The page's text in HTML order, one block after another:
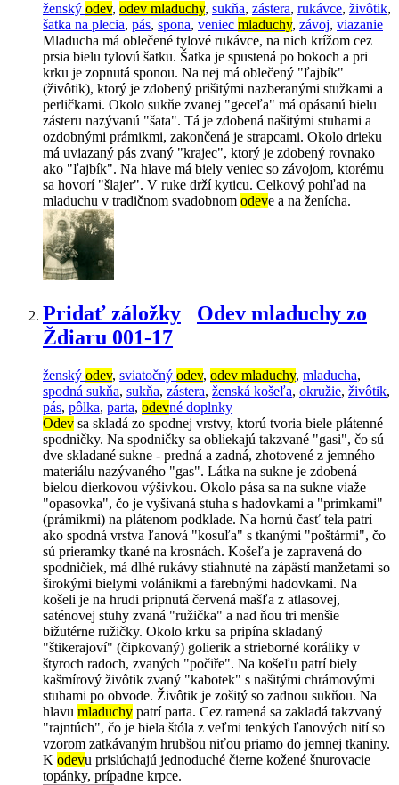
ženský odev, odev mladuchy, sukňa, zástera, rukávce, živôtik,
šatka na plecia, pás, spona, veniec mladuchy, závoj, viazanie
Mladucha má oblečené tylové rukávce, na nich krížom cez
prsia bielu tylovú šatku. Šatka je spustená po bokoch a pri
krku je zopnutá sponou. Na nej má oblečený "ľajbík"
(živôtik), ktorý je zdobený prišitými nazberanými stužkami a
perličkami. Okolo sukňe zvanej "geceľa" má opásanú bielu
zásteru nazývanú "šata". Tá je zdobená našitými stuhami a
ozdobnými prámikmi, zakončená je strapcami. Okolo drieku
má uviazaný pás zvaný "krajec", ktorý je zdobený rovnako
ako "ľajbík". Na hlave má biely veniec so závojom, ktorému
sa hovorí "šlajer". V ruke drží kyticu. Celkový pohľad na
mladuchu v tradičnom svadobnom odeve a na ženícha.
Pridať záložky
Odev mladuchy zo
Ždiaru 001-17
ženský odev, sviatočný odev, odev mladuchy, mladucha,
spodná sukňa, sukňa, zástera, ženská košeľa, okružie, živôtik,
pás, pôlka, parta, odevné doplnky
Odev sa skladá zo spodnej vrstvy, ktorú tvoria biele plátenné
spodničky. Na spodničky sa obliekajú takzvané "gasi", čo sú
dve skladané sukne - predná a zadná, zhotovené z jemného
materiálu nazývaného "gas". Látka na sukne je zdobená
bielou dierkovou výšivkou. Okolo pása sa na sukne viaže
"opasovka", čo je vyšívaná stuha s hadovkami a "primkami"
(prámikmi) na plátenom podklade. Na hornú časť tela patrí
ako spodná vrstva ľanová "kosuľa" s tkanými "poštármi", čo
sú prieramky tkané na krosnách. Košeľa je zapravená do
spodničiek, má dlhé rukávy stiahnuté na zápästí manžetami so
širokými bielymi volánikmi a farebnými hadovkami. Na
košeli je na hrudi pripnutá červená mašľa z atlasovej,
saténovej stuhy zvaná "ružička" a nad ňou tri menšie
bižutérne ružičky. Okolo krku sa pripína skladaný
"štikerajoví" (čipkovaný) golierik a strieborné koráliky v
štyroch radoch, zvaných "počiře". Na košeľu patrí biely
kašmírový živôtik zvaný "kabotek" s našitými chrámovými
stuhami po obvode. Živôtik je zošitý so zadnou sukňou. Na
hlavu mladuchy patrí parta. Cez ramená sa zakladá takzvaný
"rajntúch", čo je biela štóla z veľmi tenkých ľanových nití so
vzorom zatkávaným hrubšou niťou priamo do jemnej tkaniny.
K odevu prislúchajú jednoduché čierne kožené šnurovacie
topánky, prípadne krpce.